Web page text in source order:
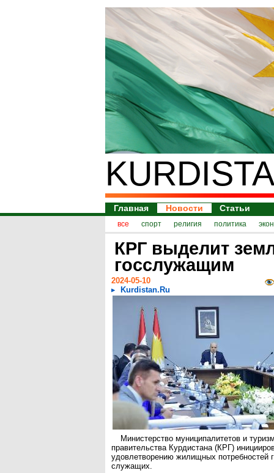
Главная Новости Статьи
все спорт религия политика
КРГ выделит
госслужащим
2024-05-10
Kurdistan.Ru
Министерство муниципалитетов и
правительства Курдистана (КРГ)
удовлетворению жилищных потребностей
служащих.